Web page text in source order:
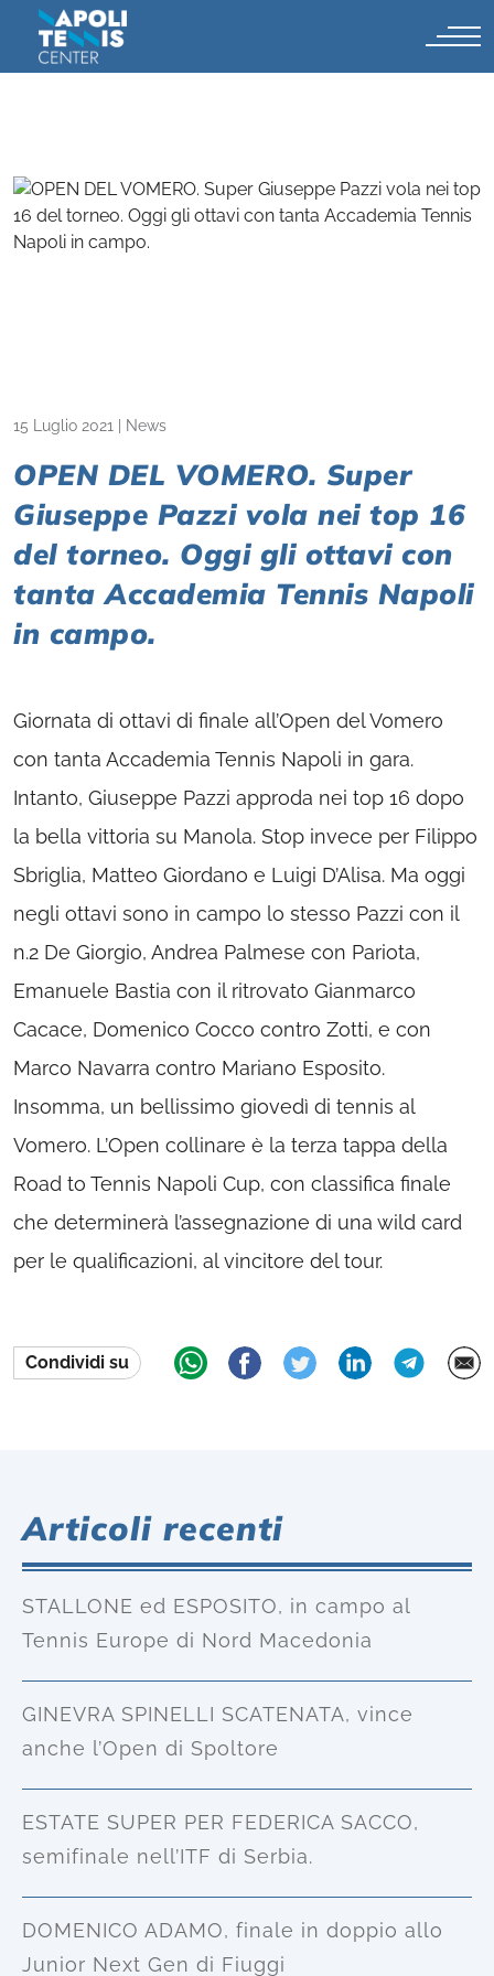
15 Luglio 2021 News
OPEN DEL VOMERO. Super
Giuseppe Pazzi vola nei top 16
del torneo. Oggi gli ottavi con
tanta Accademia Tennis Napoli
in campo.
Giornata di ottavi di finale all’Open del Vomero
con tanta Accademia Tennis Napoli in gara.
Intanto, Giuseppe Pazzi approda nei top 16 dopo
la bella vittoria su Manola. Stop invece per Filippo
Sbriglia, Matteo Giordano e Luigi D’Alisa. Ma oggi
negli ottavi sono in campo lo stesso Pazzi con il
n.2 De Giorgio, Andrea Palmese con Pariota,
Emanuele Bastia con il ritrovato Gianmarco
Cacace, Domenico Cocco contro Zotti, e con
Marco Navarra contro Mariano Esposito.
Insomma, un bellissimo giovedì di tennis al
Vomero. L’Open collinare è la terza tappa della
Road to Tennis Napoli Cup, con classifica finale
che determinerà l’assegnazione di una wild card
per le qualificazioni, al vincitore del tour.
Condividi su
Articoli recenti
STALLONE ed ESPOSITO, in campo al
Tennis Europe di Nord Macedonia
GINEVRA SPINELLI SCATENATA, vince
anche l’Open di Spoltore
ESTATE SUPER PER FEDERICA SACCO,
semifinale nell’ITF di Serbia.
DOMENICO ADAMO, finale in doppio allo
Junior Next Gen di Fiuggi